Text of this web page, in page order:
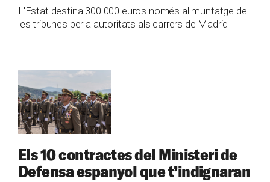
L'Estat destina 300.000 euros només al muntatge de
les tribunes per a autoritats als carrers de Madrid
Els 10 contractes del Ministeri de
Defensa espanyol que t’indignaran